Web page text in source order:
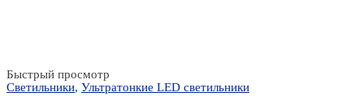
Быстрый просмотр
Светильники, Ультратонкие LED светильники